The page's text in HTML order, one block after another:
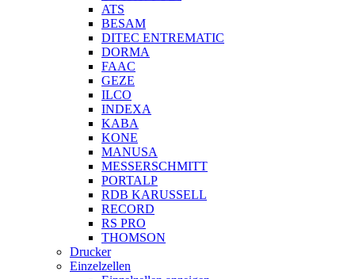
ATS
BESAM
DITEC ENTREMATIC
DORMA
FAAC
GEZE
ILCO
INDEXA
KABA
KONE
MANUSA
MESSERSCHMITT
PORTALP
RDB KARUSSELL
RECORD
RS PRO
THOMSON
Drucker
Einzelzellen